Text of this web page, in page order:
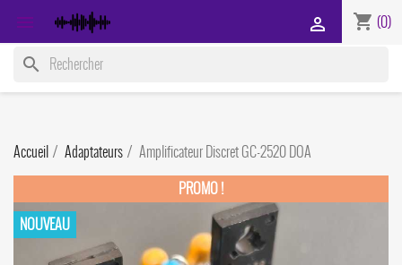
 shopping_cart (0)

search
Accueil Adaptateurs
Amplificateur Discret GC-2520 DOA
PROMO !
NOUVEAU